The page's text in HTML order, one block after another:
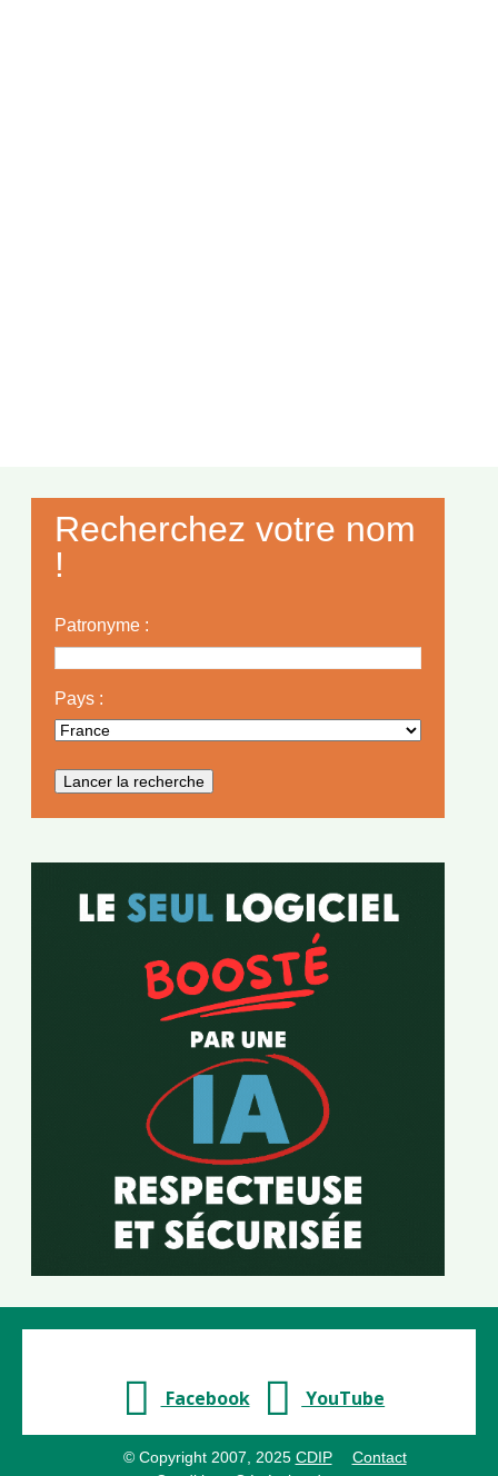
Recherchez votre nom
!
Patronyme :
Pays :
Facebook YouTube
© Copyright 2007, 2025 CDIP
Contact